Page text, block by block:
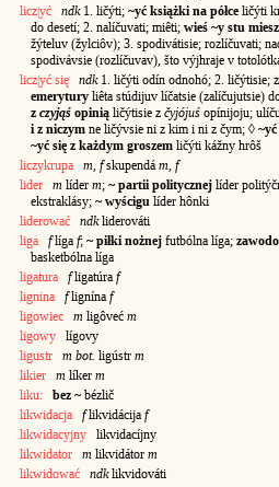
licz|yć
ndk1. ličýti; ~yć książki na półce ličýti
do desetí; 2. nalíčuvati; miêti; wieś ~y stu
žýteluv (žylciôv); 3. spodivátisie; rozlíčuvati;
spodivávsie (rozlíčuvav), što výjhraje v
licz|yć się
ndk1. ličýti odín odnohó; 2. ličýtisie;
emerytury liêta stúdijuv líčatsie (zalíčujutsie)
z czyjąś opinią ličýtisie z čyjójuś opínijoju;
i z niczym ne ličývsie ni z kim i ni z čym; ◊ ~yć
~yć się z każdym groszem ličýti kážny hrôš
liczykrupa
m, fskupendá m, f
lider
m líder m; ~ partii politycznej líder
ekstraklásy; ~ wyścigu líder hônki
liderować
ndkliderováti
liga
flíga f; ~ piłki nożnej futbólna líga;
basketbólna líga
ligatura
fligatúra f
lignina
flignína f
ligowiec
m ligôveć m
ligowy lígovy
ligustr
m bot. ligústr m
likier
m líker m
liku:
bez ~ bézlič
likwidacja
flikvidácija f
likwidacyjny likvidacíjny
likwidator
m likvidátor m
likwidować
ndklikvidováti